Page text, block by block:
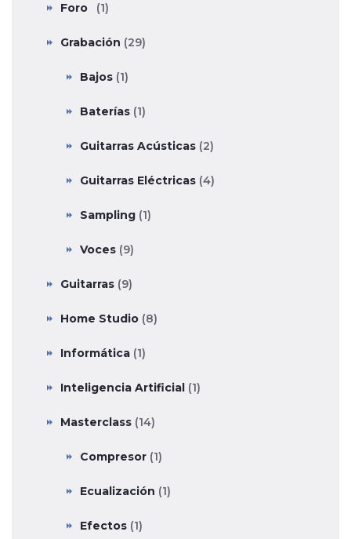
Foro (1)
Grabación (29)
Bajos (1)
Baterías (1)
Guitarras Acústicas (2)
Guitarras Eléctricas (4)
Sampling (1)
Voces (9)
Guitarras (9)
Home Studio (8)
Informática (1)
Inteligencia Artificial (1)
Masterclass (14)
Compresor (1)
Ecualización (1)
Efectos (1)